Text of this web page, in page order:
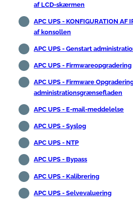
af LCD-skærmen
APC UPS - KONFIGURATION
af konsollen
APC UPS - Genstart
APC UPS - Firmwareopgradering
APC UPS - Firmware
administrationsgrænsefladen
APC UPS - E-mail-meddelelse
APC UPS - Syslog
APC UPS - NTP
APC UPS - Bypass
APC UPS - Kalibrering
APC UPS - Selvevaluering